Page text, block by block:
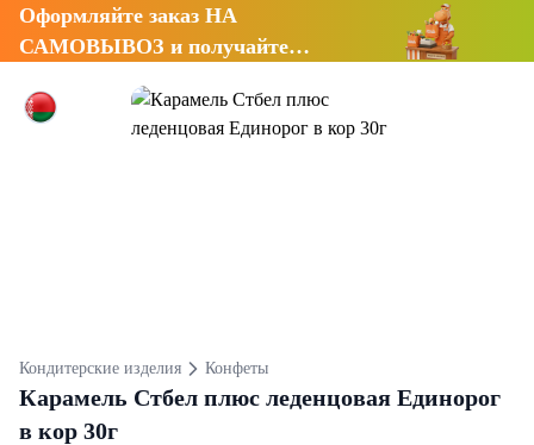
Оформляйте заказ НА
САМОВЫВОЗ и получайте
Кондитерские изделия Конфеты
Карамель Стбел плюс леденцовая Единорог
в кор 30г